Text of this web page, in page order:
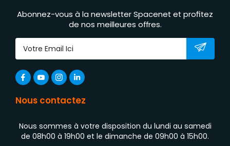
Abonnez-vous à la newsletter Spacenet et profitez
de nos meilleures offres.
Nous contactez
Nous sommes à votre disposition du lundi au samedi
de 08h00 à 19h00 et le dimanche de 09h00 à 15h00.